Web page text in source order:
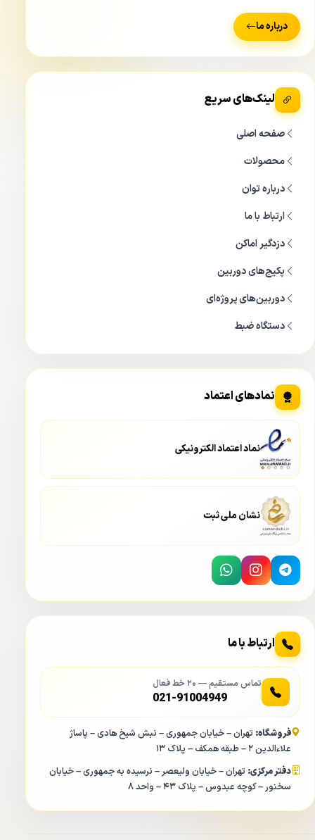
درباره ما
لینک‌های سریع
صفحه اصلی
محصولات
درباره توان
ارتباط با ما
دزدگیر اماکن
پکیج‌های دوربین
دوربین‌های پروژه‌ای
دستگاه ضبط
نمادهای اعتماد
نماد اعتماد الکترونیکی
نشان ملی ثبت
ارتباط با ما
تماس مستقیم — ۲۰ خط فعال
021-91004949
فروشگاه: تهران – خیابان جمهوری – نبش شیخ هادی – پاساژ
علاءالدین ۲ – طبقه همکف – پلاک ۱۳
دفتر مرکزی: تهران – خیابان ولیعصر – نرسیده به جمهوری – خیابان
سخنور – کوچه عبدوس – پلاک ۴۳ – واحد ۸